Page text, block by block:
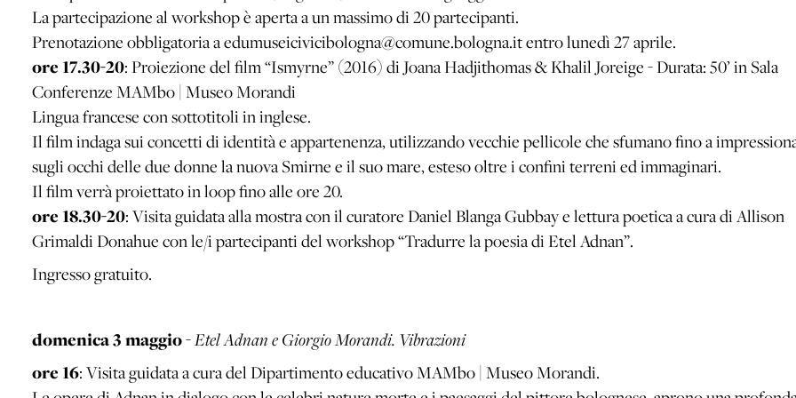
La partecipazione al workshop è aperta a un massimo di 20 partecipanti.
Prenotazione obbligatoria a edumuseicivicibologna@comune.bologna.it entro lunedì 27 aprile.
ore 17.30-20: Proiezione del film “Ismyrne” (2016) di Joana Hadjithomas & Khalil Joreige - Durata: 50’ in Sala
Conferenze MAMbo | Museo Morandi
Lingua francese con sottotitoli in inglese.
Il film indaga sui concetti di identità e appartenenza, utilizzando vecchie pellicole che sfumano fino a
sugli occhi delle due donne la nuova Smirne e il suo mare, esteso oltre i confini terreni ed immaginari.
Il film verrà proiettato in loop fino alle ore 20.
ore 18.30-20: Visita guidata alla mostra con il curatore Daniel Blanga Gubbay e lettura poetica a cura di Allison
Grimaldi Donahue con le/i partecipanti del workshop “Tradurre la poesia di Etel Adnan”.
Ingresso gratuito.
domenica 3 maggio-Etel Adnan e Giorgio Morandi. Vibrazioni
ore 16: Visita guidata a cura del Dipartimento educativo MAMbo | Museo Morandi.